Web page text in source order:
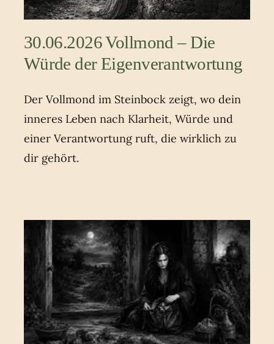
30.06.2026 Vollmond – Die
Würde der Eigenverantwortung
Der Vollmond im Steinbock zeigt, wo dein
inneres Leben nach Klarheit, Würde und
einer Verantwortung ruft, die wirklich zu
dir gehört.